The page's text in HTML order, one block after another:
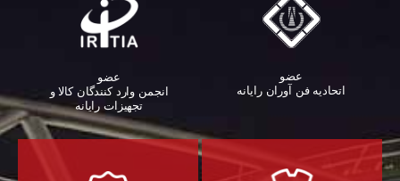
عضو
اتحادیه فن آوران رایانه
عضو
انجمن وارد کنندگان کالا و
تجهیزات رایانه‌